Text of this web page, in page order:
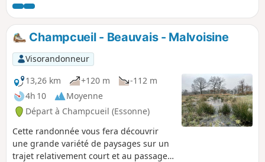
par Écharcon, la ferme de Braseux et la
déchetterie de Vert le Grand. Prévoir un
peu moins de 4h, sans compter la visite
de Montauger.
Champcueil - Beauvais - Malvoisine
Visorandonneur
13,26 km
+120 m
-112 m
4h 10
Moyenne
Départ à Champcueil (Essonne)
Cette randonnée vous fera découvrir
une grande variété de paysages sur un
trajet relativement court et au passage